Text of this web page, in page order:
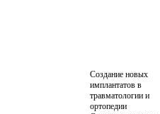
Создание новых
имплантатов в
травматологии и
ортопедии